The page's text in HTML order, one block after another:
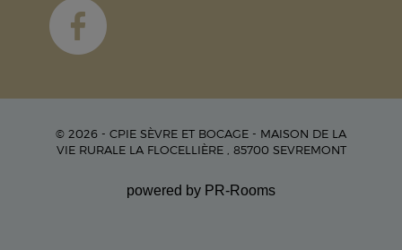
© 2026 - CPIE SÈVRE ET BOCAGE - MAISON DE LA
VIE RURALE LA FLOCELLIÈRE , 85700 SEVREMONT
powered by PR-Rooms